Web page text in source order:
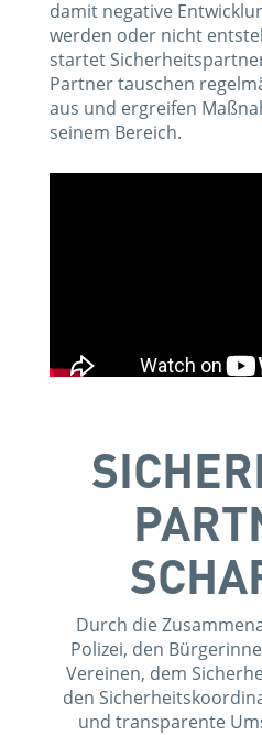
damit negative
werden oder nicht
startet
Partner tauschen
aus und ergreifen
seinem Bereich.
Durch die
Polizei, den
Vereinen, dem
den
und transparente